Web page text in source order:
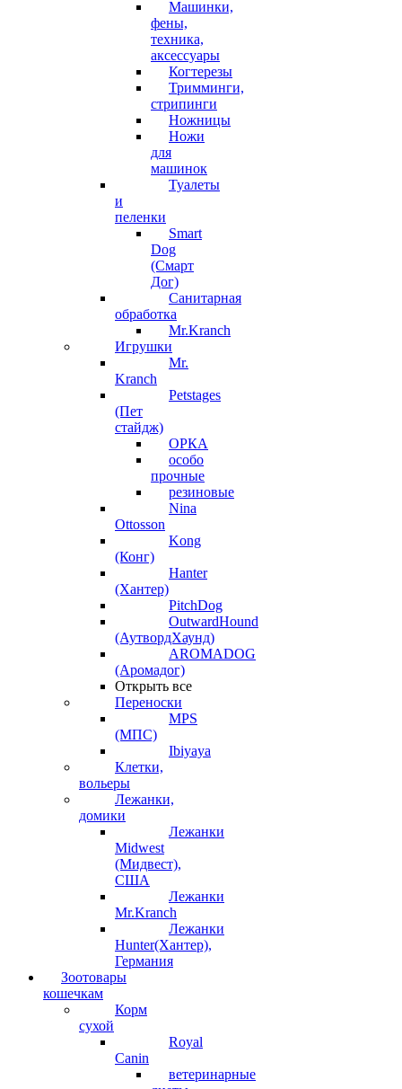
Машинки,
фены,
техника,
аксессуары
Когтерезы
Тримминги,
стрипинги
Ножницы
Ножи
для
машинок
Туалеты
и
пеленки
Smart
Dog
(Смарт
Дог)
Санитарная
обработка
Mr.Kranch
Игрушки
Mr.
Kranch
Petstages
(Пет
стайдж)
ОРКА
особо
прочные
резиновые
Nina
Ottosson
Kong
(Конг)
Hanter
(Хантер)
PitchDog
OutwardHound
(АутвордХаунд)
AROMADOG
(Аромадог)
Открыть все
Переноски
MPS
(МПС)
Ibiyaya
Клетки,
вольеры
Лежанки,
домики
Лежанки
Midwest
(Мидвест),
США
Лежанки
Mr.Kranch
Лежанки
Hunter(Хантер),
Германия
Зоотовары
кошечкам
Корм
сухой
Royal
Canin
ветеринарные